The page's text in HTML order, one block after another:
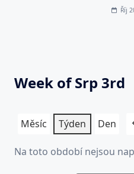
Říj
Week of Srp 3rd
Měsíc Týden Den
Na toto období nejsou